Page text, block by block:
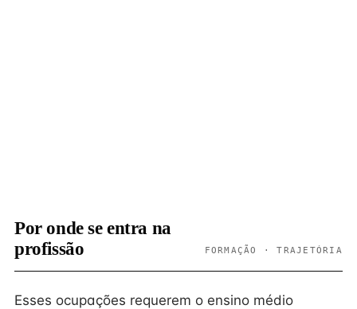
Por onde se entra na
profissão
FORMAÇÃO · TRAJETÓRIA
Esses ocupações requerem o ensino médio